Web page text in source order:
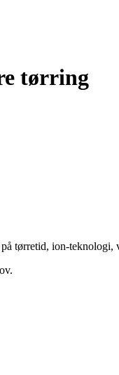
tørring
tørretid, ion-teknologi,